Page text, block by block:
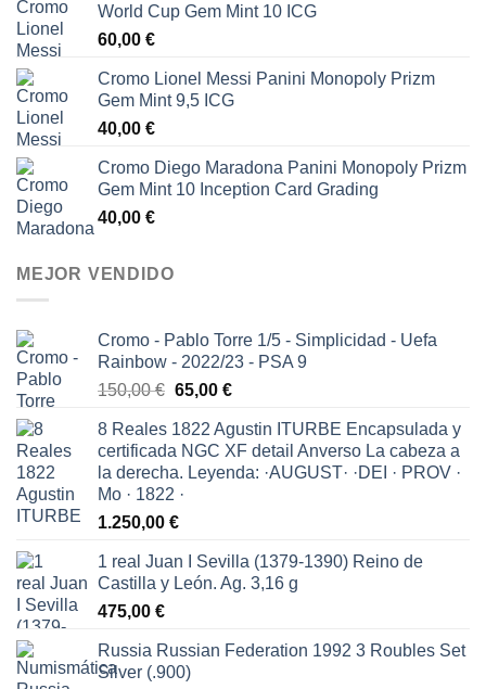
World Cup Gem Mint 10 ICG
60,00 €
Cromo Lionel Messi Panini Monopoly Prizm
Gem Mint 9,5 ICG
40,00 €
Cromo Diego Maradona Panini Monopoly Prizm
Gem Mint 10 Inception Card Grading
40,00 €
MEJOR VENDIDO
Cromo - Pablo Torre 1/5 - Simplicidad - Uefa
Rainbow - 2022/23 - PSA 9
150,00€ El
original
era:
150,00 €.
65,00 €El
actual
es:
65,00 €.
8 Reales 1822 Agustin ITURBE Encapsulada y
certificada NGC XF detail Anverso La cabeza a
la derecha. Leyenda: ·AUGUST· ·DEI · PROV ·
Mo · 1822 ·
1.250,00 €
1 real Juan I Sevilla (1379-1390) Reino de
Castilla y León. Ag. 3,16 g
475,00 €
Russia Russian Federation 1992 3 Roubles Set
Silver (.900)